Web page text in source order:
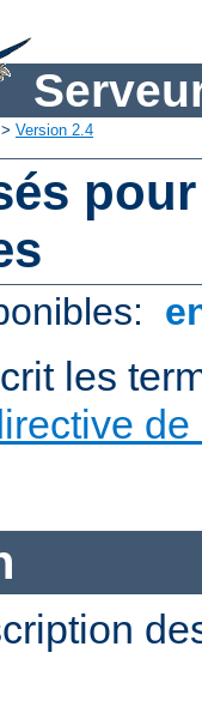
> Version 2.4
les